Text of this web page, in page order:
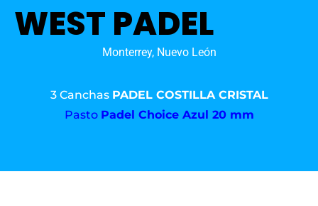
WEST PADEL
Monterrey, Nuevo León
3 Canchas PADEL COSTILLA CRISTAL
Pasto Padel Choice Azul 20 mm